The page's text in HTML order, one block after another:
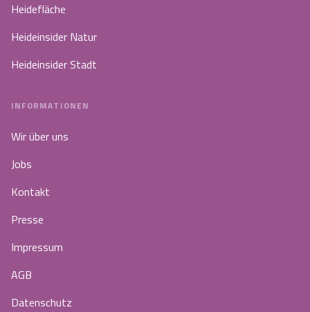
Heidefläche
Heideinsider Natur
Heideinsider Stadt
INFORMATIONEN
Wir über uns
Jobs
Kontakt
Presse
Impressum
AGB
Datenschutz